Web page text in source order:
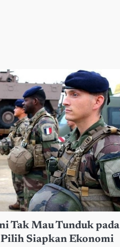
Tak Mau Tunduk pada
Siapkan Ekonomi